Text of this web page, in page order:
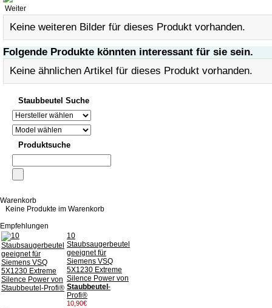
Weiter
Keine weiteren Bilder für dieses Produkt vorhanden.
Folgende Produkte könnten interessant für sie sein.
Keine ähnlichen Artikel für dieses Produkt vorhanden.
Staubbeutel Suche
Produktsuche
Warenkorb
Keine Produkte im Warenkorb
Empfehlungen
10
Staubsaugerbeutel
geeignet für
Siemens VSQ
5X1230 Extreme
Silence Power von
Staubbeutel -
Profi®
10,90€